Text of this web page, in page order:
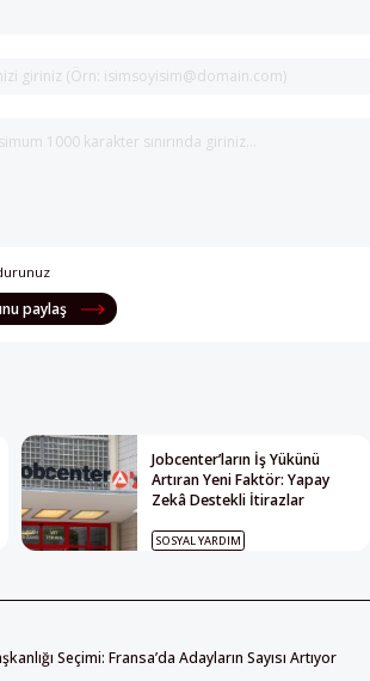
paylaş
Jobcenter’ların İş Yükünü
Artıran Yeni Faktör: Yapay
Zekâ Destekli İtirazlar
SOSYAL YARDIM
Seçimi: Fransa’da Adayların Sayısı Artıyor